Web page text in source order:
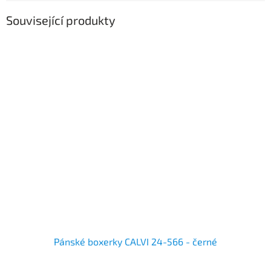
Související produkty
Pánské boxerky CALVI 24-566 - černé